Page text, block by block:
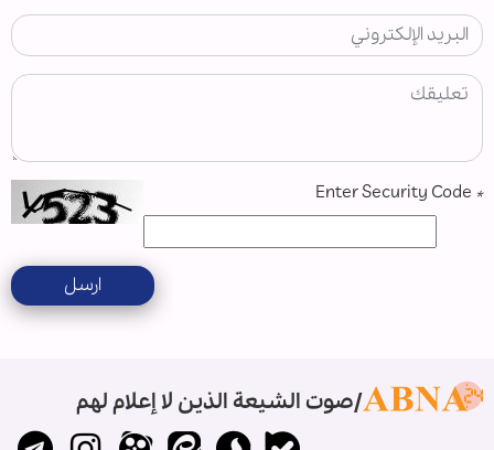
*
ارسل
صوت الشيعة الذين لا إعلام لهم